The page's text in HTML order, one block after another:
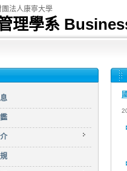
理學系
法人康寧大學